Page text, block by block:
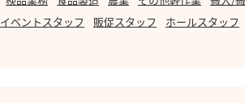
イベントスタッフ 販促スタッフ ホールスタッフ